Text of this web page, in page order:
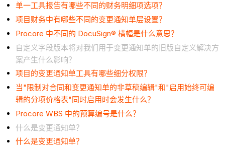
单一工具报告有哪些不同的财务明细项选项？
项目财务中有哪些不同的变更通知单层设置？
Procore 中不同的 DocuSign® 横幅是什么意思？
自定义字段版本将对我们用于变更通知单的旧版自定义解决方
案产生什么影响？
项目的变更通知单工具有哪些细分权限？
当"限制对合同和变更通知单的非草稿编辑"和"启用始终可编
辑的分项价格表"同时启用时会发生什么？
Procore WBS 中的预算编号是什么？
什么是变更通知单？
什么是变更通知单？